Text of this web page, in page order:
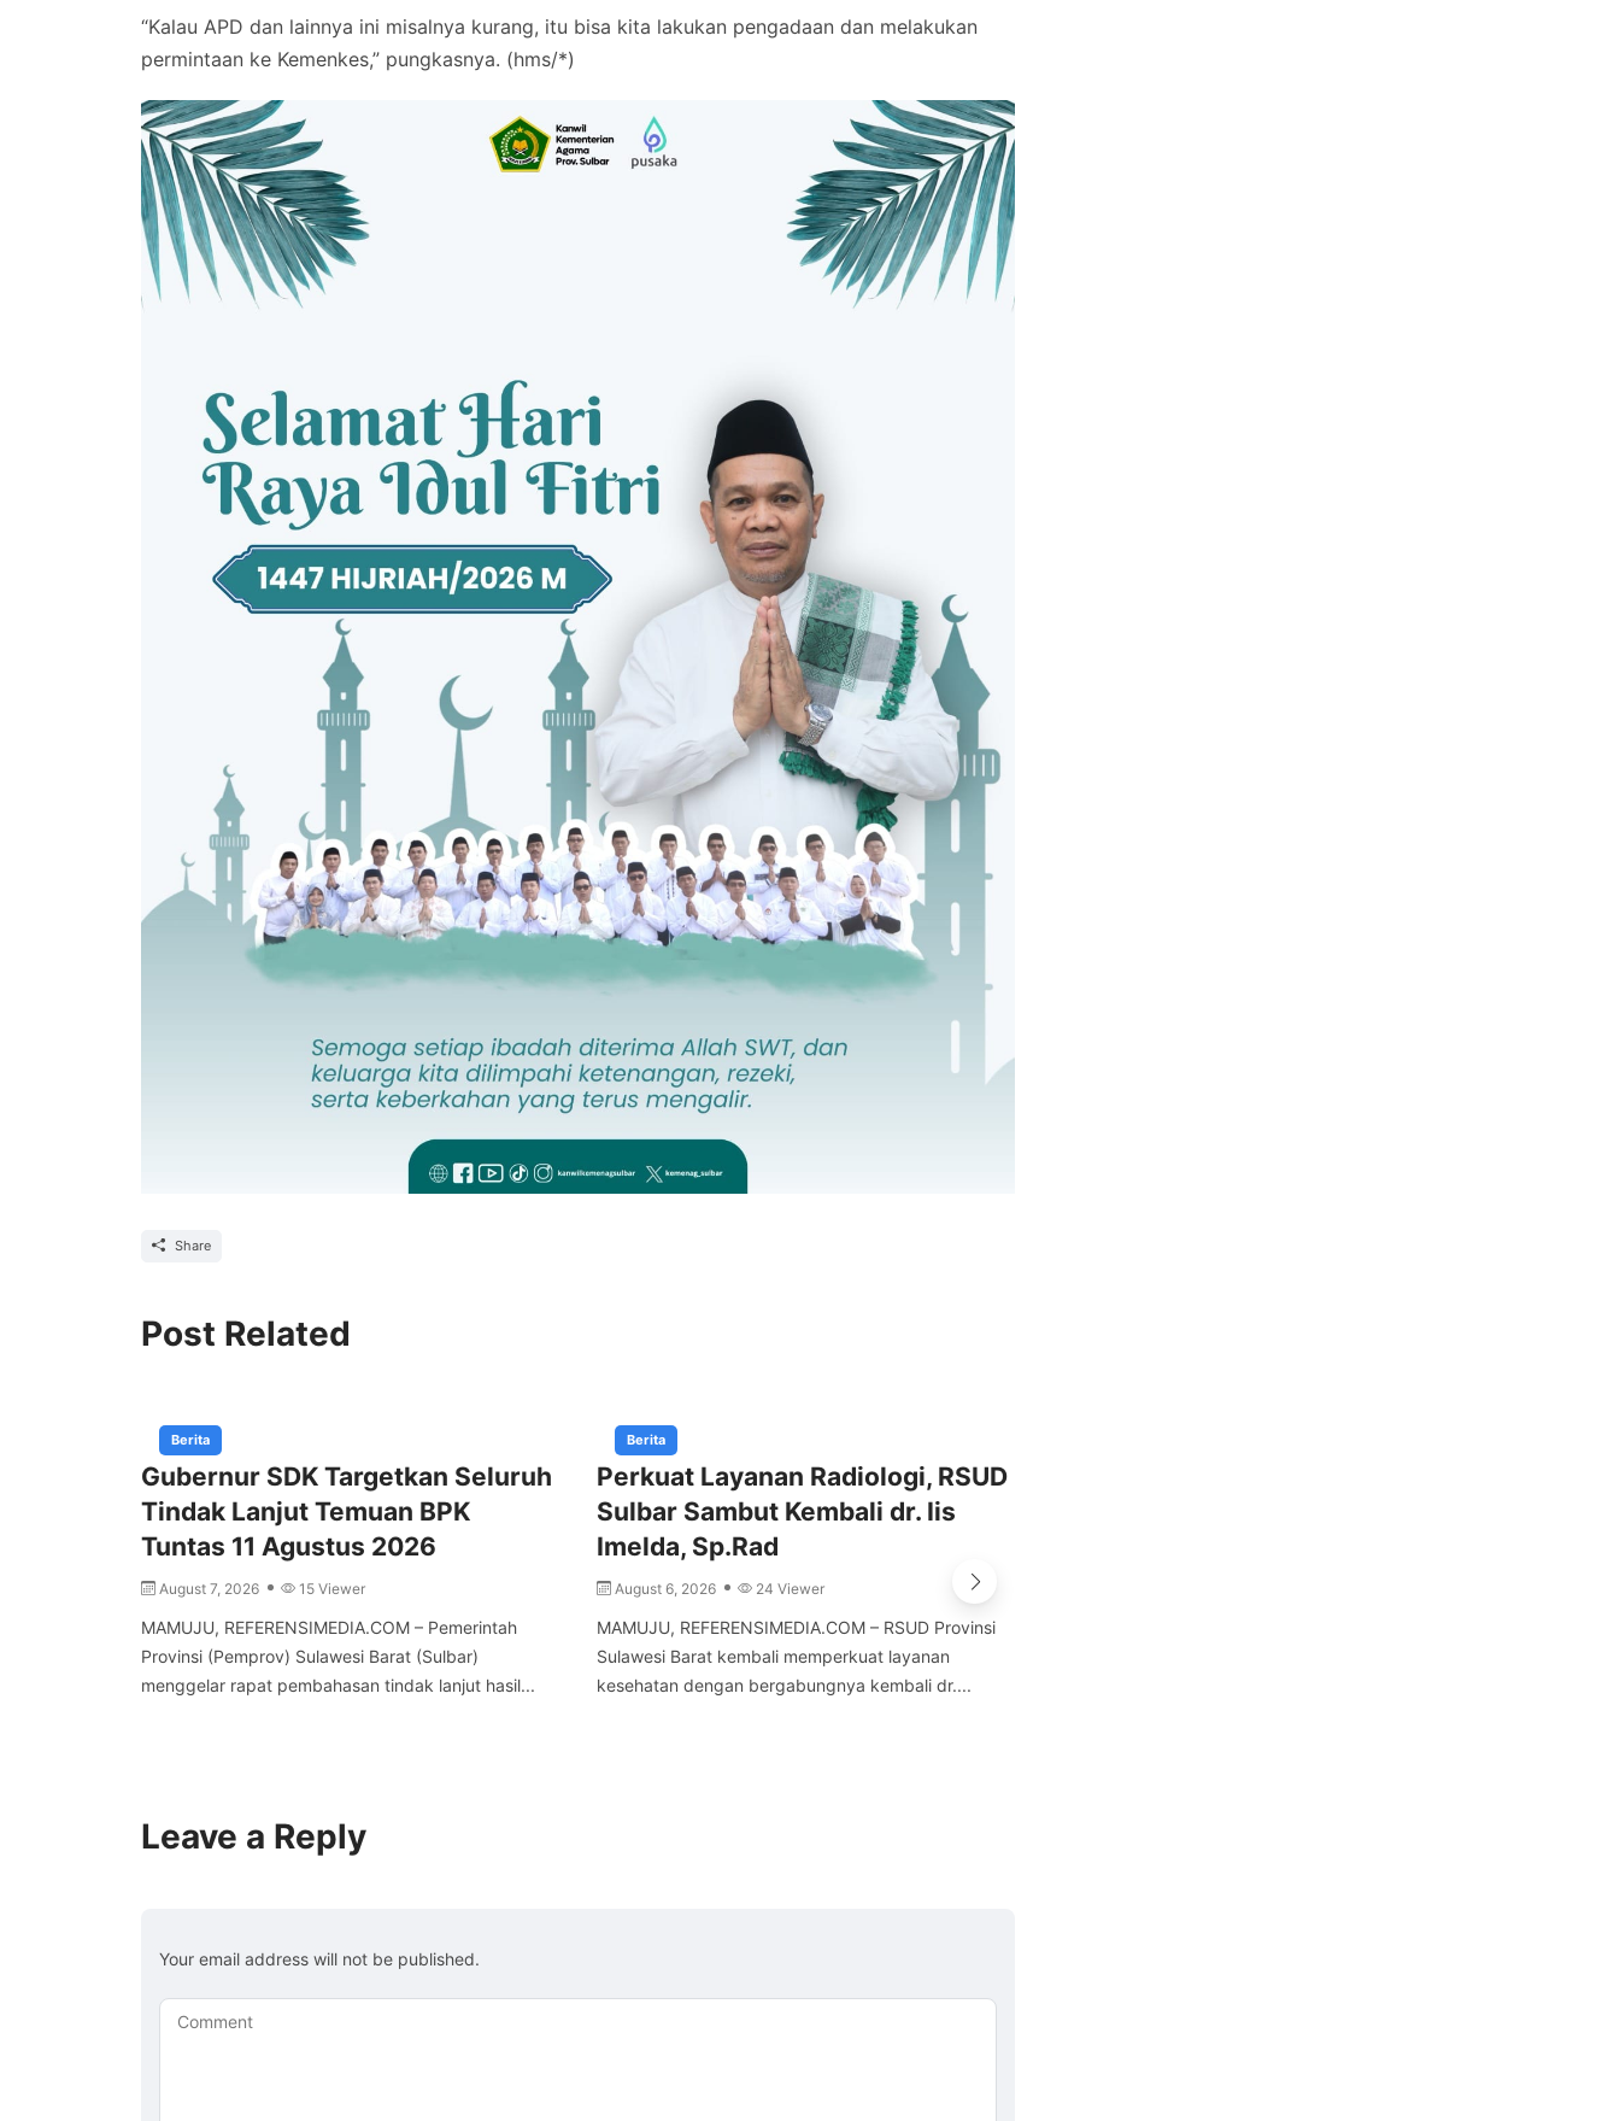
“Kalau APD dan lainnya ini misalnya kurang, itu bisa kita lakukan pengadaan dan melakukan
permintaan ke Kemenkes,” pungkasnya. (hms/*)
Share
Post Related
Berita
Gubernur SDK Targetkan Seluruh
Tindak Lanjut Temuan BPK
Tuntas 11 Agustus 2026
August 7, 2026 15 Viewer
MAMUJU, REFERENSIMEDIA.COM – Pemerintah
Provinsi (Pemprov) Sulawesi Barat (Sulbar)
menggelar rapat pembahasan tindak lanjut hasil...
Berita
Perkuat Layanan Radiologi, RSUD
Sulbar Sambut Kembali dr. Iis
Imelda, Sp.Rad
August 6, 2026 24 Viewer
MAMUJU, REFERENSIMEDIA.COM – RSUD Provinsi
Sulawesi Barat kembali memperkuat layanan
kesehatan dengan bergabungnya kembali dr....
Leave a Reply
Your email address will not be published.
Comment